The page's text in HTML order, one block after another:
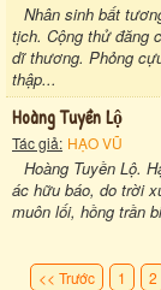
Nhân sinh bất
tịch. Cộng thử đăng
dĩ thương. Phỏng
thập...
Hoàng Tuyền Lộ
Tác giả: HẠO VŨ
Hoàng Tuyền Lộ.
ác hữu báo, do trời
muôn lối, hồng trần
<< Trước 1 2